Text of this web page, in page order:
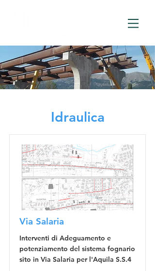
Idraulica
Via Salaria
Interventi di Adeguamento e
potenziamento del sistema fognario
sito in Via Salaria per l'Aquila S.S.4